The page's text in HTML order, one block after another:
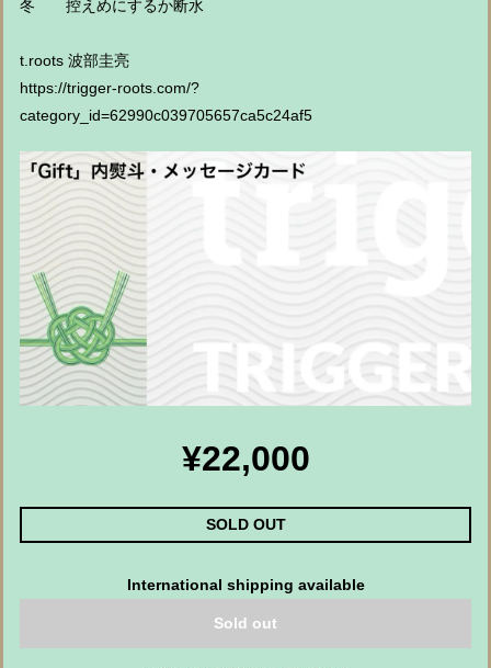
冬 控えめにするか断水
t.roots 波部圭亮
https://trigger-roots.com/?
category_id=62990c039705657ca5c24af5
¥22,000
SOLD OUT
International shipping available
Sold out